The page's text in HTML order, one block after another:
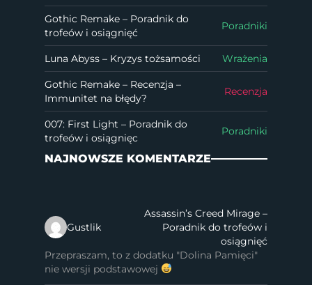
Gothic Remake – Poradnik do
trofeów i osiągnięć
Poradniki
Luna Abyss – Kryzys tożsamości Wrażenia
Gothic Remake – Recenzja –
Immunitet na błędy?
Recenzja
007: First Light – Poradnik do
trofeów i osiągnięc
Poradniki
NAJNOWSZE KOMENTARZE
Gustlik
Assassin’s Creed Mirage –
Poradnik do trofeów i
osiągnięć
Przepraszam, to z dodatku "Dolina Pamięci"
nie wersji podstawowej